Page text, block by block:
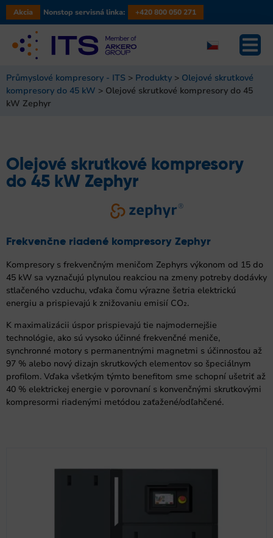
Akcia Nonstop servisná linka: +420 800 050 271
Průmyslové kompresory - ITS > Produkty > Olejové skrutkové
kompresory do 45 kW > Olejové skrutkové kompresory do 45
kW Zephyr
Olejové skrutkové kompresory
do 45 kW Zephyr
Frekvenčne riadené kompresory Zephyr
Kompresory s frekvenčným meničom Zephyrs výkonom od 15 do
45 kW sa vyznačujú plynulou reakciou na zmeny potreby dodávky
stlačeného vzduchu, vďaka čomu výrazne šetria elektrickú
energiu a prispievajú k znižovaniu emisií CO₂.
K maximalizácii úspor prispievajú tie najmodernejšie
technológie, ako sú vysoko účinné frekvenčné meniče,
synchronné motory s permanentnými magnetmi s účinnosťou až
97 % alebo nový dizajn skrutkových elementov so špeciálnym
profilom. Vďaka všetkým týmto benefitom sme schopní ušetriť až
40 % elektrickej energie v porovnaní s konvenčnými skrutkovými
kompresormi riadenými metódou zaťažené/odľahčené.